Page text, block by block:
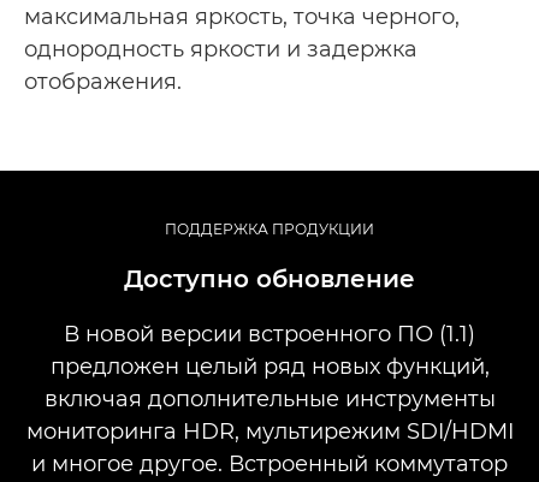
максимальная яркость, точка черного,
однородность яркости и задержка
отображения.
ПОДДЕРЖКА ПРОДУКЦИИ
Доступно обновление
В новой версии встроенного ПО (1.1)
предложен целый ряд новых функций,
включая дополнительные инструменты
мониторинга HDR, мультирежим SDI/HDMI
и многое другое. Встроенный коммутатор